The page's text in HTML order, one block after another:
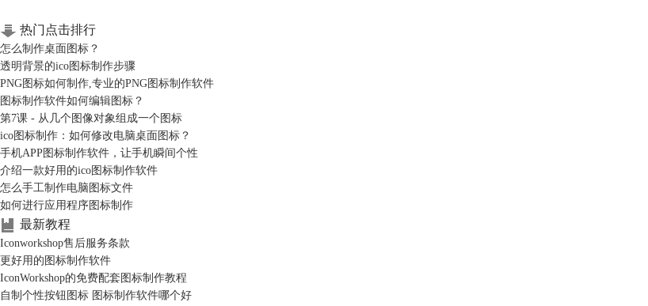
热门点击排行
怎么制作桌面图标？
透明背景的ico图标制作步骤
PNG图标如何制作,专业的PNG图标制作软件
图标制作软件如何编辑图标？
第7课 - 从几个图像对象组成一个图标
ico图标制作：如何修改电脑桌面图标？
手机APP图标制作软件，让手机瞬间个性
介绍一款好用的ico图标制作软件
怎么手工制作电脑图标文件
如何进行应用程序图标制作
最新教程
Iconworkshop售后服务条款
更好用的图标制作软件
IconWorkshop的免费配套图标制作教程
自制个性按钮图标 图标制作软件哪个好